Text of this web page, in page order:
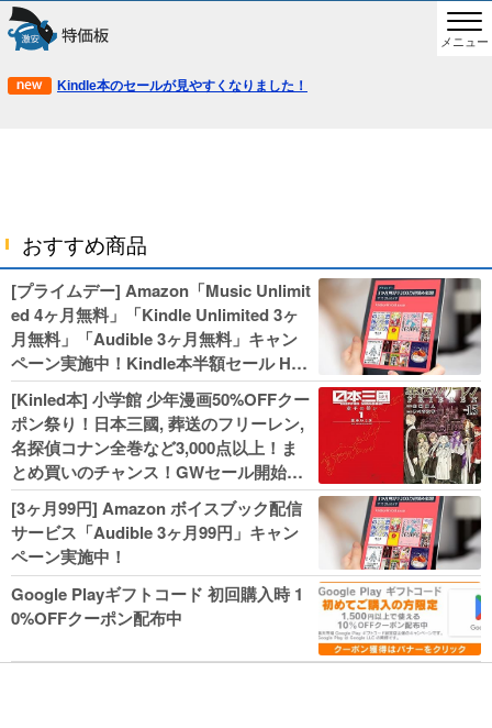
メニュー
Kindle本のセールが見やすくなりました！
おすすめ商品
[プライムデー] Amazon「Music Unlimit
ed 4ヶ月無料」「Kindle Unlimited 3ヶ
月無料」「Audible 3ヶ月無料」キャン
ペーン実施中！Kindle本半額セール HU
NTER×HUNTERなど集英社、無職転生,
幼女戦記などKADOKAWA、キャプテン
翼100円セールも！
[Kinled本] 小学館 少年漫画50%OFFクー
ポン祭り！日本三國, 葬送のフリーレン,
名探偵コナン全巻など3,000点以上！ま
とめ買いのチャンス！GWセール開始！
人気コミック多数 カドカワ祭やIT関連本
がセールに！
[3ヶ月99円] Amazon ボイスブック配信
サービス「Audible 3ヶ月99円」キャン
ペーン実施中！
Google Playギフトコード 初回購入時 1
0%OFFクーポン配布中